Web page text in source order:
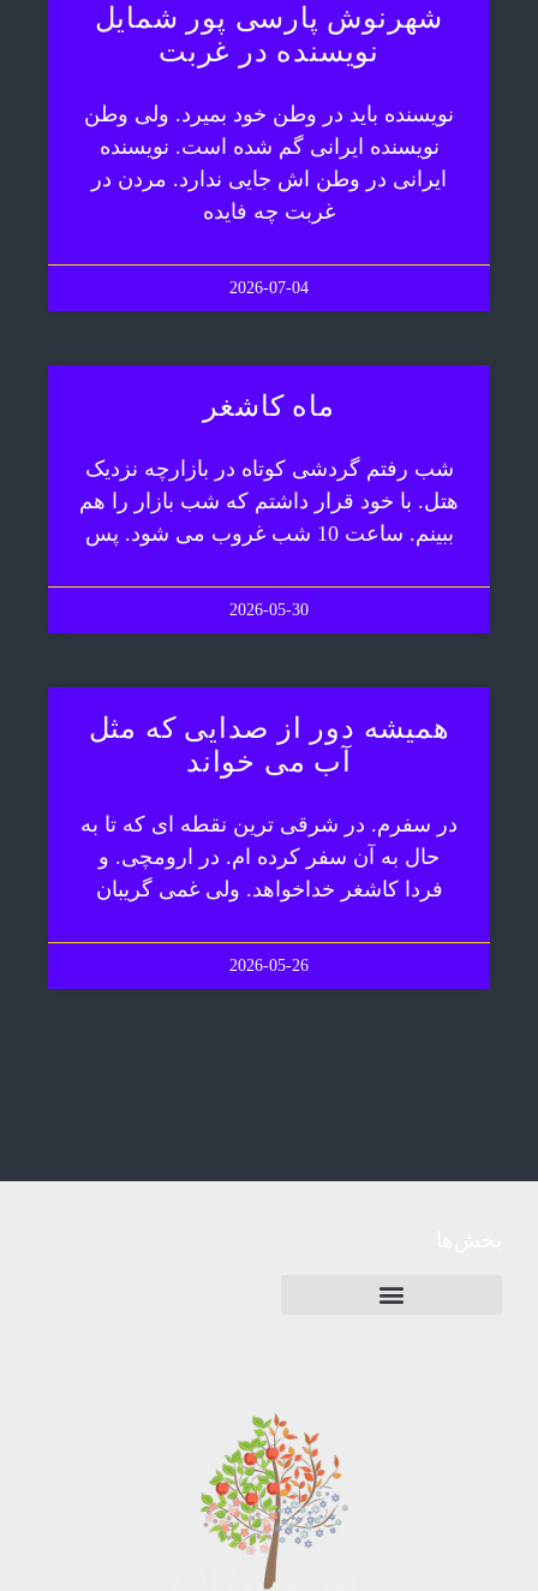
شهرنوش پارسی پور شمایل
نویسنده در غربت
نویسنده باید در وطن خود بمیرد. ولی وطن
نویسنده ایرانی گم شده است. نویسنده
ایرانی در وطن اش جایی ندارد. مردن در
غربت چه فایده
2026-07-04
ماه کاشغر
شب رفتم گردشی کوتاه در بازارچه نزدیک
هتل. با خود قرار داشتم که شب بازار را هم
ببینم. ساعت 10 شب غروب می شود. پس
2026-05-30
همیشه دور از صدایی که مثل
آب می خواند
در سفرم. در شرقی ترین نقطه ای که تا به
حال به آن سفر کرده ام. در ارومچی. و
فردا کاشغر خداخواهد. ولی غمی گریبان
2026-05-26